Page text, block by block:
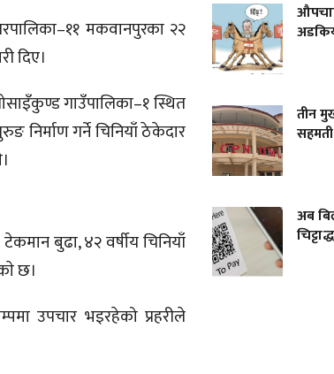
मकवानपुरका २२
दिए।
गाउँपालिका–१ स्थित
निर्माण गर्ने चिनियाँ ठेकेदार
बुढा, ४२ वर्षीय चिनियाँ
छ।
उपचार भइरहेको प्रहरीले
तीन
सहमती
अब